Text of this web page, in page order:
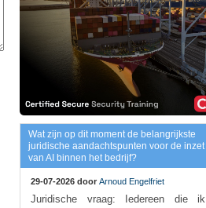
Wat zijn op dit moment de belangrijkste
juridische aandachtspunten voor de inzet
van AI binnen het bedrijf?
29-07-2026 door Arnoud Engelfriet
Juridische vraag: Iedereen die ik